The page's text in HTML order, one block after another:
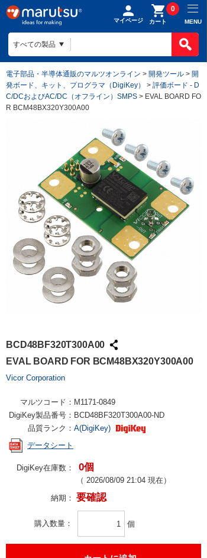
マイページ カート
0
MENU
電子部品・半導体通販のマルツオンライン > 開発ツール > 開
発ボード、キット、プログラマ（DigiKey）
> 評価ボード - D
C/DCおよびAC/DC（オフライン）SMPS > EVAL BOARD FO
R BCM48BX320Y300A00
BCD48BF320T300A00
EVAL BOARD FOR BCM48BX320Y300A00
Vicor Corporation
マルツコード： M1171-0849
DigiKey製品番号： BCD48BF320T300A00-ND
品質ランク： A(DigiKey)
データシート
DigiKey在庫数： 0個
（ 2026/08/09 21:04 現在）
納期： 要確認
購入数量 個